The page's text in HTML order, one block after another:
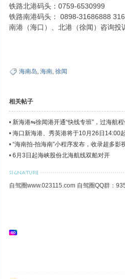
铁路北港码头：0759-6530999
铁路南港码头： 0898-31686888
南港（海口）、北港（徐闻）咨询
海南岛, 海南, 徐闻
相关帖子
• 新海港⇋徐闻港开通“快线专班”，过海航
• 海口新海港、秀英港将于10月26日14:00
• “海南拍-拍海南”小程序发布，收录超多影
• 6月3日起海峡股份北海航线双船对开
自驾圈www.023115.com 自驾圈QQ群：